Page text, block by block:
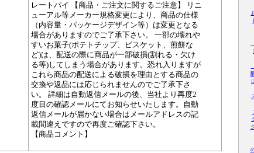
レートパイ 【商品・ご注文に関するご注意】 リニ
ューアル等メーカー規格変更により、商品の仕様
（内容量・パッケージデザイン等）は変更となる
場合がありますのでご了承下さい。 一部の壊れや
すいお菓子(ポテトチップ、ビスケット、煎餅な
ど)は、配送の際に商品が一部破損(割れる・欠け
る等)してしまう場合があります。恐れ入りますが
これら商品の配送による破損を理由とする商品の
交換や返品には応じられませんのでご了承下さ
い。 詳細は自動返信メールの後、当社より再度2
度目の確認メールにてお知らせいたします。自動
返信メールが届かない場合はメールアドレスの記
載間違えですので再度ご確認下さい。
【商品コメント】